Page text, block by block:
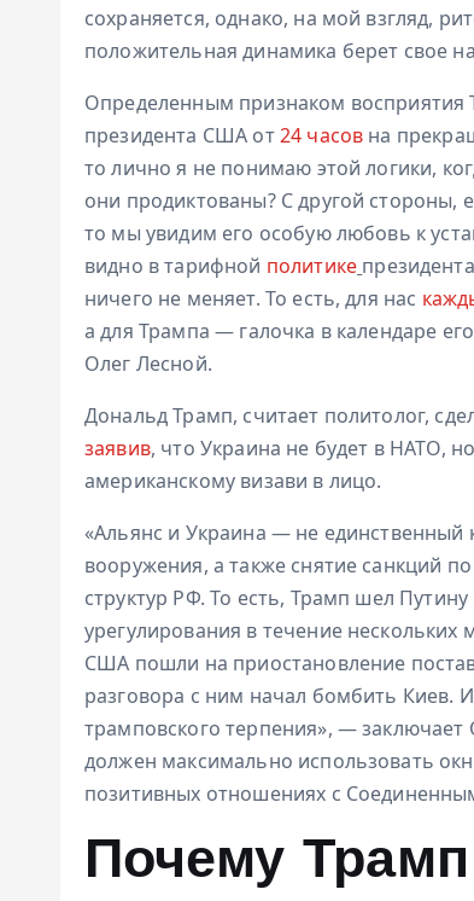
сохраняется, однако, на мой взгляд,
положительная динамика берет свое
Определенным признаком восприятия
президента США от24 часов на
то лично я не понимаю этой логики,
они продиктованы? С другой
то мы увидим его особую любовь к
видно в тарифной политике
ничего не меняет. То есть, для нас
а для Трампа — галочка в календаре
Олег Лесной.
Дональд Трамп, считает политолог,
заявив, что Украина не будет в НАТО,
американскому визави в лицо.
«Альянс и Украина — не
вооружения, а также снятие санкций
структур РФ. То есть, Трамп шел
урегулирования в течение
США пошли на приостановление
разговора с ним начал бомбить Киев.
трамповского терпения», —
должен максимально использовать
позитивных отношениях с
Почему